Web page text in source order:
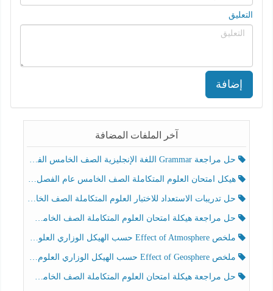
التعليق
إضافة
آخر الملفات المضافة
حل مراجعة Grammar اللغة الإنجليزية الصف الخامس الفصل الثالث
هيكل امتحان العلوم المتكاملة الصف الخامس عام الفصل الدراسي الثالث 2025-2026
حل تدريبات الاستعداد للاختبار العلوم المتكاملة الصف الخامس عام الفصل الثالث
حل مراجعة هيكلة امتحان العلوم المتكاملة الصف الخامس انسبير الفصل الثالث
ملخص Effect of Atmosphere حسب الهيكل الوزاري العلوم المتكاملة الصف الخامس انسبير الفصل الثالث
ملخص Effect of Geosphere حسب الهيكل الوزاري العلوم المتكاملة الصف الخامس انسبير الفصل الثالث
حل مراجعة هيكلة امتحان العلوم المتكاملة الصف الخامس عام الفصل الثالث